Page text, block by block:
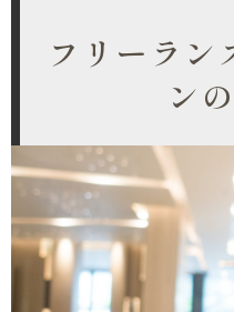
フリーラン
ン